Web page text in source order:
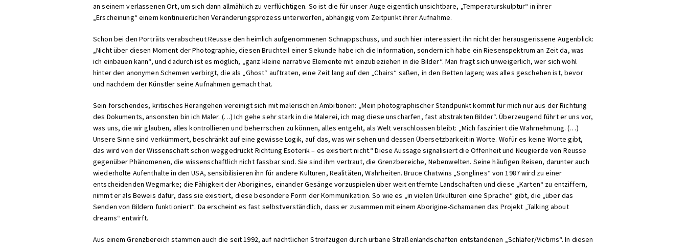
an seinem verlassenen Ort, um sich dann allmählich zu verflüchtigen. So ist die für unser Auge eigentlich unsichtbare, „Temperaturskulptur“ in ihrer
„Erscheinung“ einem kontinuierlichen Veränderungsprozess unterworfen, abhängig vom Zeitpunkt ihrer Aufnahme.
Schon bei den Porträts verabscheut Reusse den heimlich aufgenommenen Schnappschuss, und auch hier interessiert ihn nicht der herausgerissene Augenblick:
„Nicht über diesen Moment der Photographie, diesen Bruchteil einer Sekunde habe ich die Information, sondern ich habe ein Riesenspektrum an Zeit da, was
ich einbauen kann“, und dadurch ist es möglich, „ganz kleine narrative Elemente mit einzubeziehen in die Bilder“. Man fragt sich unweigerlich, wer sich wohl
hinter den anonymen Schemen verbirgt, die als „Ghost“ auftraten, eine Zeit lang auf den „Chairs“ saßen, in den Betten lagen; was alles geschehen ist, bevor
und nachdem der Künstler seine Aufnahmen gemacht hat.
Sein forschendes, kritisches Herangehen vereinigt sich mit malerischen Ambitionen: „Mein photographischer Standpunkt kommt für mich nur aus der Richtung
des Dokuments, ansonsten bin ich Maler. (…) Ich gehe sehr stark in die Malerei, ich mag diese unscharfen, fast abstrakten Bilder“. Überzeugend führt er uns vor,
was uns, die wir glauben, alles kontrollieren und beherrschen zu können, alles entgeht, als Welt verschlossen bleibt: „Mich fasziniert die Wahrnehmung. (…)
Unsere Sinne sind verkümmert, beschränkt auf eine gewisse Logik, auf das, was wir sehen und dessen Übersetzbarkeit in Worte. Wofür es keine Worte gibt,
das wird von der Wissenschaft schon weggedrückt Richtung Esoterik – es existiert nicht.“ Diese Aussage signalisiert die Offenheit und Neugierde von Reusse
gegenüber Phänomenen, die wissenschaftlich nicht fassbar sind. Sie sind ihm vertraut, die Grenzbereiche, Nebenwelten. Seine häufigen Reisen, darunter auch
wiederholte Aufenthalte in den USA, sensibilisieren ihn für andere Kulturen, Realitäten, Wahrheiten. Bruce Chatwins „Songlines“ von 1987 wird zu einer
entscheidenden Wegmarke; die Fähigkeit der Aborigines, einander Gesänge vorzuspielen über weit entfernte Landschaften und diese „Karten“ zu entziffern,
nimmt er als Beweis dafür, dass sie existiert, diese besondere Form der Kommunikation. So wie es „in vielen Urkulturen eine Sprache“ gibt, die „über das
Senden von Bildern funktioniert“. Da erscheint es fast selbstverständlich, dass er zusammen mit einem Aborigine-Schamanen das Projekt „Talking about
dreams“ entwirft.
Aus einem Grenzbereich stammen auch die seit 1992, auf nächtlichen Streifzügen durch urbane Straßenlandschaften entstandenen „Schläfer/Victims“. In diesen